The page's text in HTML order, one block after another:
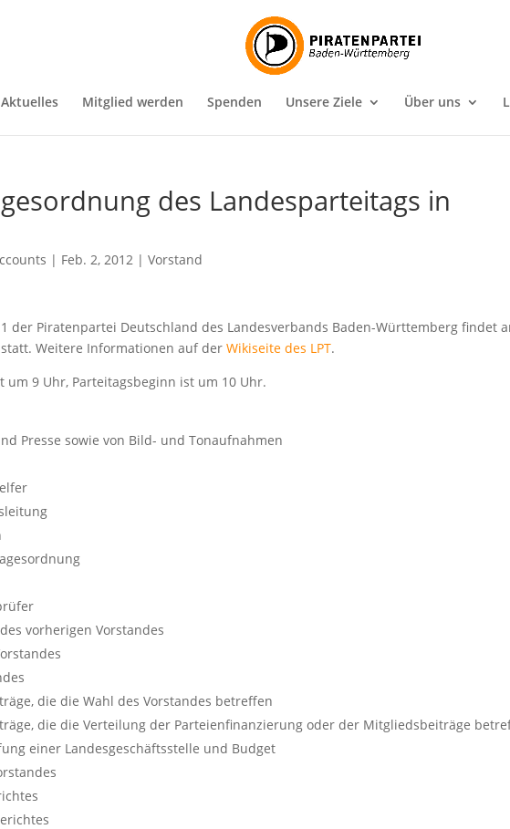
Aktuelles Mitglied werden Spenden Unsere Ziele Über uns
des Landesparteitags in
| Feb. 2, 2012 |Vorstand
der Piratenpartei Deutschland des Landesverbands Baden-Württemberg findet
Weitere Informationen auf derWikiseite des LPT.
9 Uhr, Parteitagsbeginn ist um 10 Uhr.
Presse sowie von Bild- und Tonaufnahmen
vorherigen Vorstandes
die die Wahl des Vorstandes betreffen
die die Verteilung der Parteienfinanzierung oder der Mitgliedsbeiträge
einer Landesgeschäftsstelle und Budget